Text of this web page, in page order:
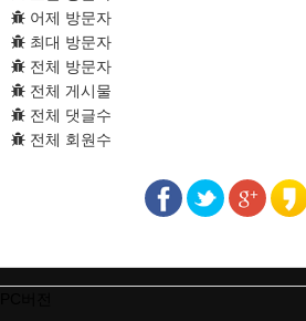
어제 방문자
최대 방문자
전체 방문자
전체 게시물
전체 댓글수
전체 회원수